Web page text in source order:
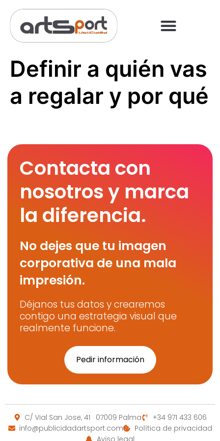
Definir a quién vas
a regalar y por qué
Contacta con
nosotros y marca
la diferencia.
No dejes que tu imagen
corporativa de una mala
impresión.
Déjanos tus datos y crearemos
contigo una estrategia visual que
realmente funcione.
Pedir información
C/ Vial San Jose, 41 · 07009 Palma
+34 971 433 606
info@publicidadartsport.com
Política de privacidad